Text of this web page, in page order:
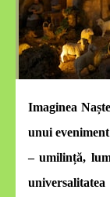
Imaginea
unui
–umilință,